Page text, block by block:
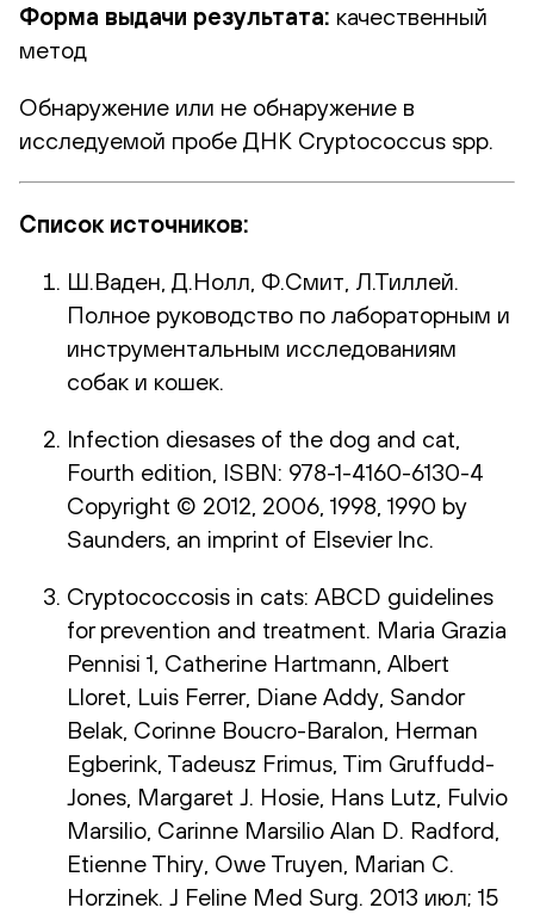
Форма выдачи результата: качественный
метод
Обнаружение или не обнаружение в
исследуемой пробе ДНК Cryptococcus spp.
Список источников:
Ш.Ваден, Д.Нолл, Ф.Смит, Л.Тиллей.
Полное руководство по лабораторным и
инструментальным исследованиям
собак и кошек.
Infection diesases of the dog and cat,
Fourth edition, ISBN: 978-1-4160-6130-4
Copyright © 2012, 2006, 1998, 1990 by
Saunders, an imprint of Elsevier Inc.
Cryptococcosis in cats: ABCD guidelines
for prevention and treatment. Maria Grazia
Pennisi 1, Catherine Hartmann, Albert
Lloret, Luis Ferrer, Diane Addy, Sandor
Belak, Corinne Boucro-Baralon, Herman
Egberink, Tadeusz Frimus, Tim Gruffudd-
Jones, Margaret J. Hosie, Hans Lutz, Fulvio
Marsilio, Carinne Marsilio Alan D. Radford,
Etienne Thiry, Owe Truyen, Marian C.
Horzinek. J Feline Med Surg. 2013 июл; 15